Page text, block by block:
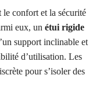
le confort et la sécurité
eux, un étui rigide
support inclinable et
d’utilisation. Les
pour s’isoler des